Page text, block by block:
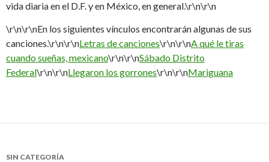
vida diaria en el D.F. y en México, en general.\r\n\r\n
\r\n\r\nEn los siguientes vínculos encontrarán algunas de sus
canciones.\r\n\r\nLetras de canciones\r\n\r\nA qué le tiras
cuando sueñas, mexicano\r\n\r\nSábado Distrito
Federal\r\n\r\nLlegaron los gorrones\r\n\r\nMariguana
SIN CATEGORÍA